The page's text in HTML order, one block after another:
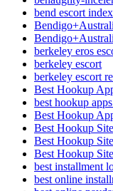
bend escort index
berkeley eros
berkeley escort
berkeley escort
Best Hookup
best hookup
Best Hookup
Best Hookup
Best Hookup
Best Hookup
best installment
best online